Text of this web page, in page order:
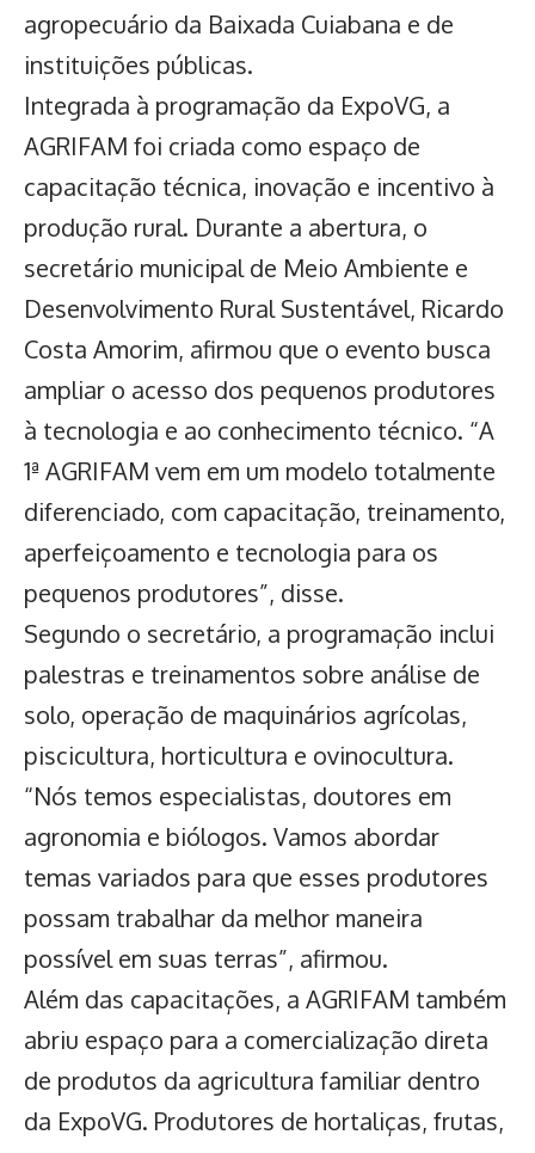
agropecuário da Baixada Cuiabana e de
instituições públicas.
Integrada à programação da ExpoVG, a
AGRIFAM foi criada como espaço de
capacitação técnica, inovação e incentivo à
produção rural. Durante a abertura, o
secretário municipal de Meio Ambiente e
Desenvolvimento Rural Sustentável, Ricardo
Costa Amorim, afirmou que o evento busca
ampliar o acesso dos pequenos produtores
à tecnologia e ao conhecimento técnico. “A
1ª AGRIFAM vem em um modelo totalmente
diferenciado, com capacitação, treinamento,
aperfeiçoamento e tecnologia para os
pequenos produtores”, disse.
Segundo o secretário, a programação inclui
palestras e treinamentos sobre análise de
solo, operação de maquinários agrícolas,
piscicultura, horticultura e ovinocultura.
“Nós temos especialistas, doutores em
agronomia e biólogos. Vamos abordar
temas variados para que esses produtores
possam trabalhar da melhor maneira
possível em suas terras”, afirmou.
Além das capacitações, a AGRIFAM também
abriu espaço para a comercialização direta
de produtos da agricultura familiar dentro
da ExpoVG. Produtores de hortaliças, frutas,